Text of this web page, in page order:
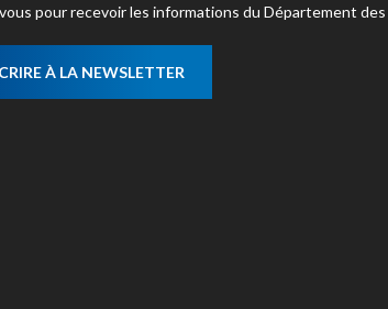
pour recevoir les informations du Département
À LA NEWSLETTER